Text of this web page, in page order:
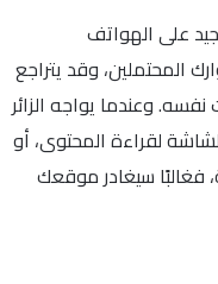
على الهواتف
المحتملين، وقد يتراجع
وعندما يواجه الزائر
لقراءة المحتوى، أو
فغالبًا سيغادر موقعك